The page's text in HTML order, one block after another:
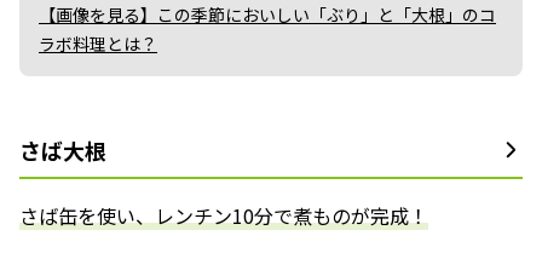
【画像を見る】この季節においしい「ぶり」と「大根」のコ
ラボ料理とは？
さば大根
さば缶を使い、レンチン10分で煮ものが完成！